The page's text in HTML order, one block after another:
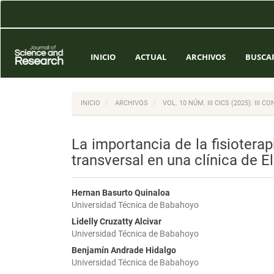
Contenido
Barra
lateral
INICIO ACTUAL ARCHIVOS
INICIO ARCHIVOS VOL. 10 NÚM. III CICS (2025): III
La importancia de la
transversal en una clínica de
Hernan Basurto Quinaloa
Universidad Técnica de Babahoyo
Lidelly Cruzatty Alcivar
Universidad Técnica de Babahoyo
Benjamín Andrade Hidalgo
Universidad Técnica de Babahoyo